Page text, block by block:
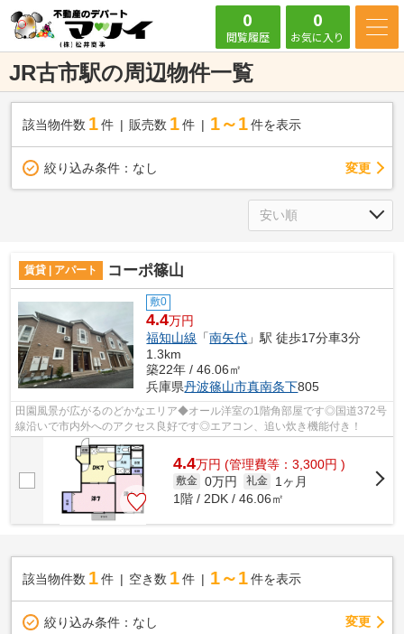
0
閲覧履歴
0
お気に入り
JR古市駅の周辺物件一覧
該当物件数 1件 販売数 1 件 1～1 件を表示
絞り込み条件： なし 変更
賃貸 | アパート コーポ篠山
敷0
4.4万円
福知山線 「南矢代 」駅 徒歩17分車3分
1.3km
築22年 / 46.06㎡
兵庫県丹波篠山市真南条下805
田園風景が広がるのどかなエリア◆オール洋室の1階角部屋です◎国道372号
線沿いで市内外へのアクセス良好です◎エアコン、追い炊き機能付き！
4.4万円 (管理費等：3,300円 )
敷金 0万円 礼金
1ヶ月
1階 / 2DK / 46.06㎡
該当物件数 1件 空き数 1 件 1～1 件を表示
絞り込み条件： なし 変更